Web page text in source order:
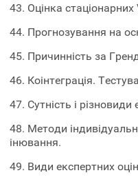
43. Оцінка
44. Прогнозування на
45. Причинність за
46. Коінтеграція.
47. Сутність і
48. Методи
інювання.
49. Види експертних